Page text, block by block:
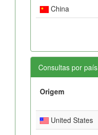
China
Consultas por país
Origem
United States